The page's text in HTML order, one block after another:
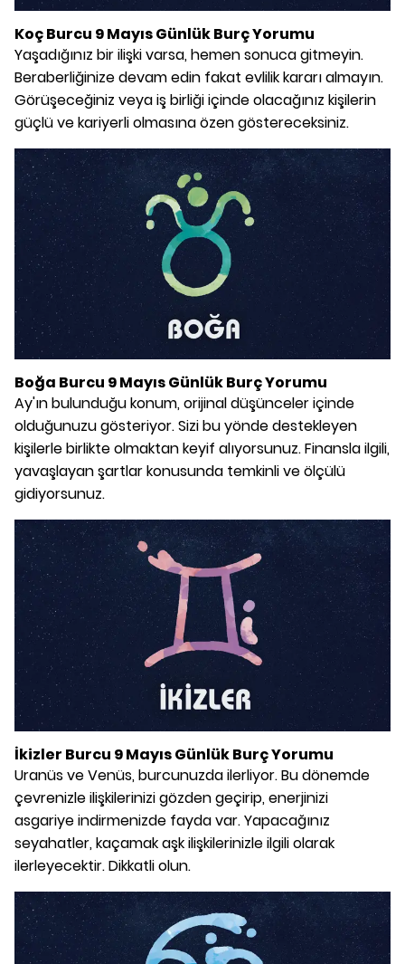
Koç Burcu 9 Mayıs Günlük Burç Yorumu
Yaşadığınız bir ilişki varsa, hemen sonuca gitmeyin.
Beraberliğinize devam edin fakat evlilik kararı almayın.
Görüşeceğiniz veya iş birliği içinde olacağınız kişilerin
güçlü ve kariyerli olmasına özen göstereceksiniz.
Boğa Burcu 9 Mayıs Günlük Burç Yorumu
Ay'ın bulunduğu konum, orijinal düşünceler içinde
olduğunuzu gösteriyor. Sizi bu yönde destekleyen
kişilerle birlikte olmaktan keyif alıyorsunuz. Finansla ilgili,
yavaşlayan şartlar konusunda temkinli ve ölçülü
gidiyorsunuz.
İkizler Burcu 9 Mayıs Günlük Burç Yorumu
Uranüs ve Venüs, burcunuzda ilerliyor. Bu dönemde
çevrenizle ilişkilerinizi gözden geçirip, enerjinizi
asgariye indirmenizde fayda var. Yapacağınız
seyahatler, kaçamak aşk ilişkilerinizle ilgili olarak
ilerleyecektir. Dikkatli olun.